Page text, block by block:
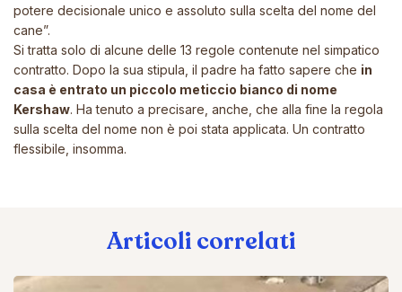
potere decisionale unico e assoluto sulla scelta del nome del
cane”.
Si tratta solo di alcune delle 13 regole contenute nel simpatico
contratto. Dopo la sua stipula, il padre ha fatto sapere che in
casa è entrato un piccolo meticcio bianco di nome
Kershaw. Ha tenuto a precisare, anche, che alla fine la regola
sulla scelta del nome non è poi stata applicata. Un contratto
flessibile, insomma.
Articoli correlati